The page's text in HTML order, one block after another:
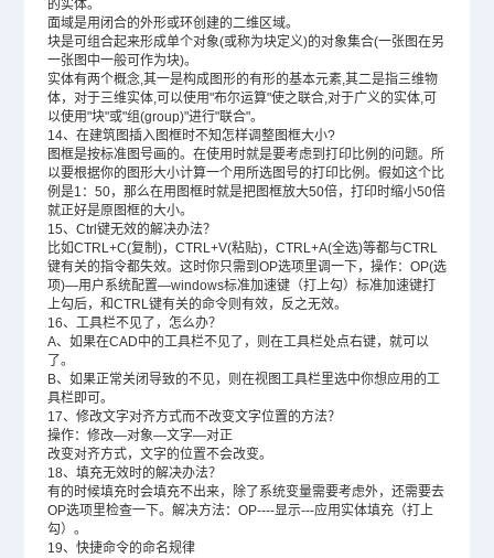
的实体。
面域是用闭合的外形或环创建的二维区域。
块是可组合起来形成单个对象(或称为块定义)的对象集合(一张图在另
一张图中一般可作为块)。
实体有两个概念,其一是构成图形的有形的基本元素,其二是指三维物
体，对于三维实体,可以使用"布尔运算"使之联合,对于广义的实体,可
以使用"块"或"组(group)"进行"联合"。
14、在建筑图插入图框时不知怎样调整图框大小?
图框是按标准图号画的。在使用时就是要考虑到打印比例的问题。所
以要根据你的图形大小计算一个用所选图号的打印比例。假如这个比
例是1：50，那么在用图框时就是把图框放大50倍，打印时缩小50倍
就正好是原图框的大小。
15、Ctrl键无效的解决办法？
比如CTRL+C(复制)，CTRL+V(粘贴)，CTRL+A(全选)等都与CTRL
键有关的指令都失效。这时你只需到OP选项里调一下，操作：OP(选
项)—用户系统配置—windows标准加速键（打上勾）标准加速键打
上勾后，和CTRL键有关的命令则有效，反之无效。
16、工具栏不见了，怎么办？
A、如果在CAD中的工具栏不见了，则在工具栏处点右键，就可以
了。
B、如果正常关闭导致的不见，则在视图工具栏里选中你想应用的工
具栏即可。
17、修改文字对齐方式而不改变文字位置的方法？
操作：修改—对象—文字—对正
改变对齐方式，文字的位置不会改变。
18、填充无效时的解决办法？
有的时候填充时会填充不出来，除了系统变量需要考虑外，还需要去
OP选项里检查一下。解决方法：OP----显示---应用实体填充（打上
勾）。
19、快捷命令的命名规律